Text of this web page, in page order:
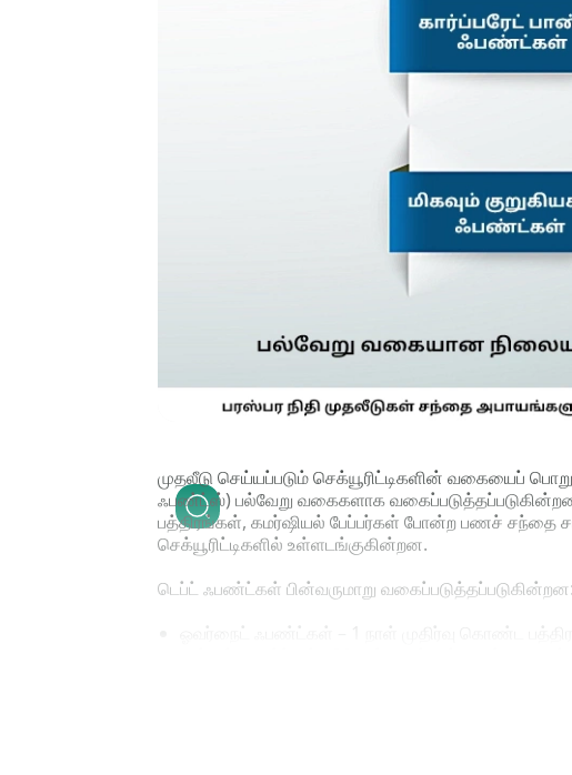
முதலீடு செய்யப்படும் செக்யூரிட்டிகளின் வகையைப்
ஃபண்ட்ஸ்) பல்வேறு வகைகளாக
பத்திரங்கள், கமர்ஷியல் பேப்பர்கள் போன்ற பணச் சந்தை
செக்யூரிட்டிகளில் உள்ளடங்குகின்றன.
டெப்ட் ஃபண்ட்கள் பின்வருமாறு வகைப்படுத்தப்படுகின்றன: